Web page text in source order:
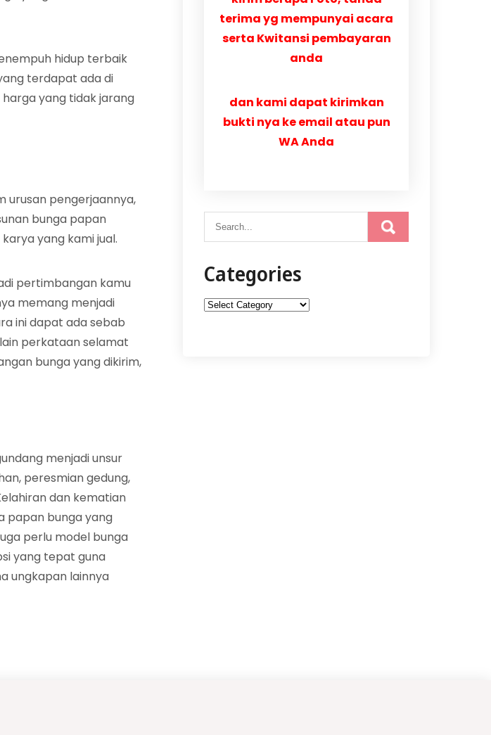
hidup terbaik
terdapat ada di
yang tidak jarang
urusan pengerjaannya,
bunga papan
yang kami jual.
pertimbangan kamu
memang menjadi
ini dapat ada sebab
perkataan selamat
bunga yang dikirim,
menjadi unsur
peresmian gedung,
dan kematian
papan bunga yang
perlu model bunga
yang tepat guna
ungkapan lainnya
terima yg mempunyai acara
serta Kwitansi pembayaran
anda
dan kami dapat kirimkan
bukti nya ke email atau pun
WA Anda
Categories
Categories